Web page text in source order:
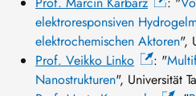
elektroresponsiven
elektrochemischen Aktoren",
Prof. Veikko Linko
: "
Nanostrukturen", Universität